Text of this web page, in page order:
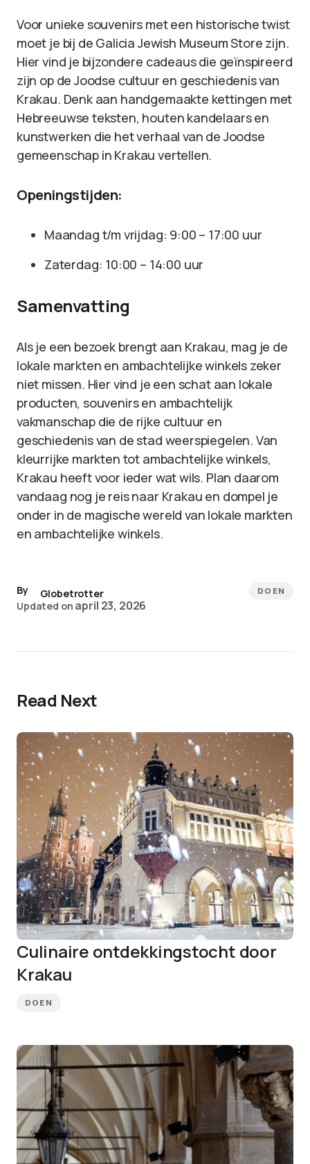
Voor unieke souvenirs met een historische twist
moet je bij de Galicia Jewish Museum Store zijn.
Hier vind je bijzondere cadeaus die geïnspireerd
zijn op de Joodse cultuur en geschiedenis van
Krakau. Denk aan handgemaakte kettingen met
Hebreeuwse teksten, houten kandelaars en
kunstwerken die het verhaal van de Joodse
gemeenschap in Krakau vertellen.
Openingstijden:
Maandag t/m vrijdag: 9:00 – 17:00 uur
Zaterdag: 10:00 – 14:00 uur
Samenvatting
Als je een bezoek brengt aan Krakau, mag je de
lokale markten en ambachtelijke winkels zeker
niet missen. Hier vind je een schat aan lokale
producten, souvenirs en ambachtelijk
vakmanschap die de rijke cultuur en
geschiedenis van de stad weerspiegelen. Van
kleurrijke markten tot ambachtelijke winkels,
Krakau heeft voor ieder wat wils. Plan daarom
vandaag nog je reis naar Krakau en dompel je
onder in de magische wereld van lokale markten
en ambachtelijke winkels.
By
Globetrotter
Updated on april 23, 2026
DOEN
Read Next
Culinaire ontdekkingstocht door
Krakau
DOEN